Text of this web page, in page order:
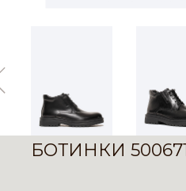
БОТИНКИ